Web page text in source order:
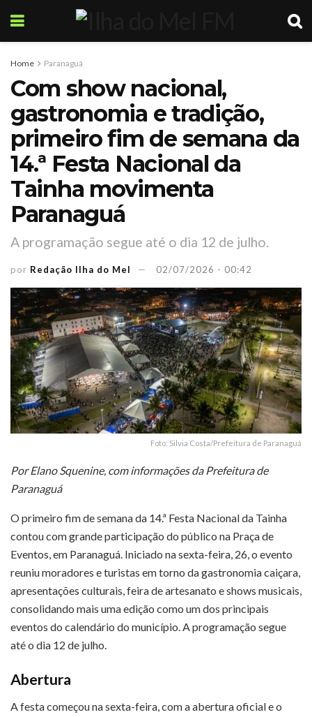
Home Paranaguá
Com show nacional,
gastronomia e tradição,
primeiro fim de semana da
14.ª Festa Nacional da
Tainha movimenta
Paranaguá
A programação segue até o dia 12 de julho.
por Redação Ilha do Mel 02/07/2026 - 00:42
Foto: Silvia Costa/Prefeitura de Paranaguá
Por Elano Squenine, com informações da Prefeitura de
Paranaguá
O primeiro fim de semana da 14.ª Festa Nacional da Tainha
contou com grande participação do público na Praça de
Eventos, em Paranaguá. Iniciado na sexta-feira, 26, o evento
reuniu moradores e turistas em torno da gastronomia caiçara,
apresentações culturais, feira de artesanato e shows musicais,
consolidando mais uma edição como um dos principais
eventos do calendário do município. A programação segue
até o dia 12 de julho.
Abertura
A festa começou na sexta-feira, com a abertura oficial e o